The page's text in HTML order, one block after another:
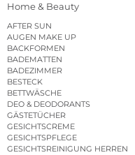
Home & Beauty
AFTER SUN
AUGEN MAKE UP
BACKFORMEN
BADEMATTEN
BADEZIMMER
BESTECK
BETTWÄSCHE
DEO & DEODORANTS
GÄSTETÜCHER
GESICHTSCREME
GESICHTSPFLEGE
GESICHTSREINIGUNG HERREN